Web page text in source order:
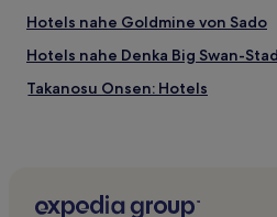
Hotels nahe Goldmine von Sado
Hotels nahe Denka Big Swan-
Takanosu Onsen: Hotels